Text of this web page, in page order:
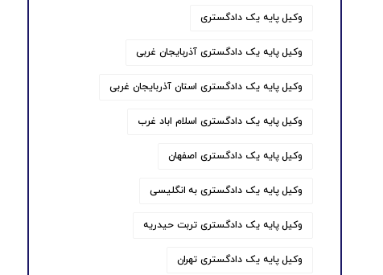
وکیل پایه یک دادگستری
وکیل پایه یک دادگستری آذربایجان غربی
وکیل پایه یک دادگستری استان آذربایجان غربی
وکیل پایه یک دادگستری اسلام اباد غرب
وکیل پایه یک دادگستری اصفهان
وکیل پایه یک دادگستری به انگلیسی
وکیل پایه یک دادگستری تربت حیدریه
وکیل پایه یک دادگستری تهران